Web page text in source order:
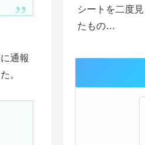
通報
。
シートを二度
たもの…